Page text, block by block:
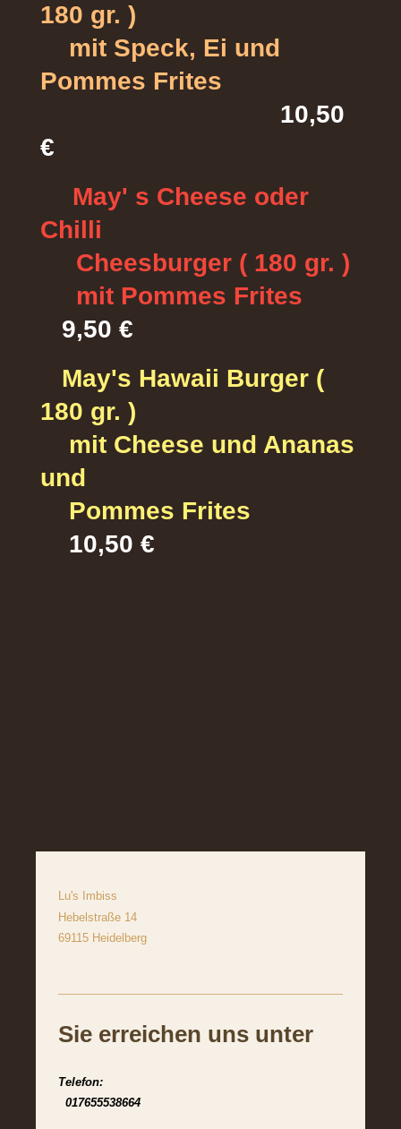
180 gr. )
mit Speck, Ei und
Pommes Frites
10,50
€
May' s Cheese oder
Chilli
Cheesburger ( 180 gr. )
mit Pommes Frites
9,50 €
May's Hawaii Burger (
180 gr. )
mit Cheese und Ananas
und
Pommes Frites
10,50 €
Lu's Imbiss
Hebelstraße 14
69115 Heidelberg
Sie erreichen uns unter
Telefon:
017655538664